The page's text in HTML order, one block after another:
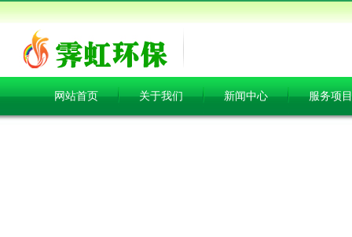
网站首页 关于我们 新闻中心 服务项目